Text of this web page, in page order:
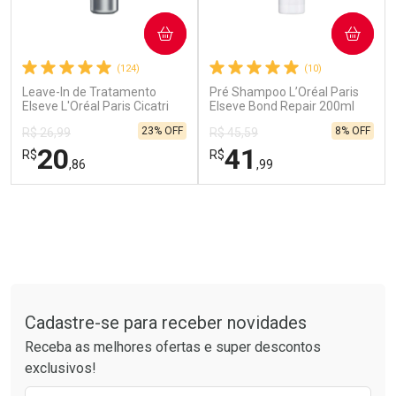
Ativar Desconto
Comprar sem Desconto
Por R$ 81,90/cada
Comprar sem Desconto
Por R$ 81,90/cada
(124)
Leave-In de Tratamento
Elseve L'Oréal Paris Cicatri
R$ 26,99
R$20,86
23% OFF
COMPRAR
(10)
Pré Shampoo L’Oréal Paris
Elseve Bond Repair 200ml
R$ 45,59
R$41 ,99
8% OFF
COMPRAR
Cadastre-se para receber novidades
Receba as melhores ofertas e super descontos
exclusivos!